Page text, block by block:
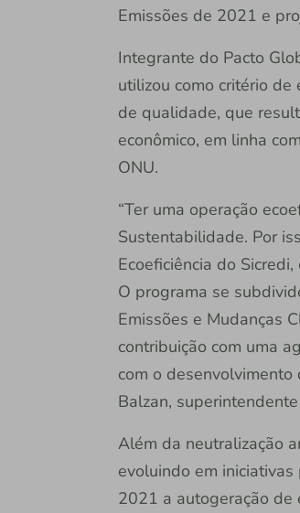
Emissões de 2021 e
Integrante do Pacto
utilizou como critério
de qualidade, que
econômico, em linha
ONU.
“Ter uma operação
Sustentabilidade. Por
Ecoeficiência do
O programa se
Emissões e Mudanças
contribuição com uma
com o
Balzan,
Além da neutralização
evoluindo em
2021 a autogeração de